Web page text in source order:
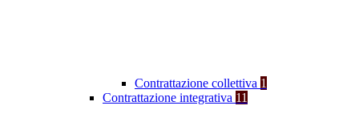
Contrattazione collettiva 1
Contrattazione integrativa 11